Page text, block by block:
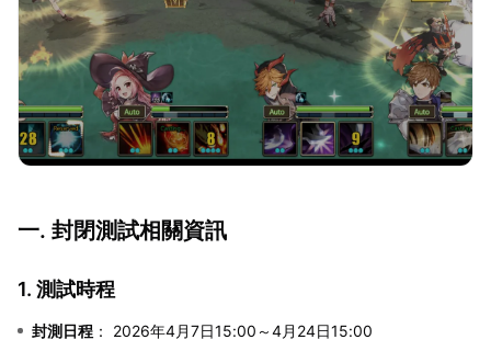
一. 封閉測試相關資訊
1. 測試時程
封測日程 ： 2026年4月7日15:00～4月24日15:00